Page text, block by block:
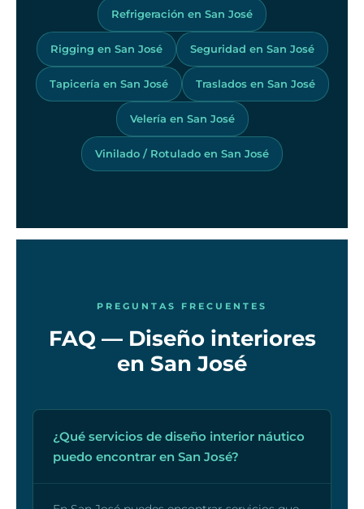
Refrigeración en San José
Rigging en San José Seguridad en San José
Tapicería en San José Traslados en San José
Velería en San José
Vinilado / Rotulado en San José
PREGUNTAS FRECUENTES
FAQ — Diseño interiores
en San José
¿Qué servicios de diseño interior náutico
puedo encontrar en San José?